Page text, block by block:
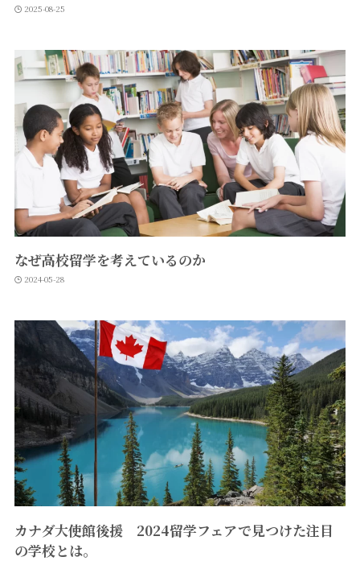
2025-08-25
なぜ高校留学を考えているのか
2024-05-28
カナダ大使館後援 2024留学フェアで見つけた注目
の学校とは。